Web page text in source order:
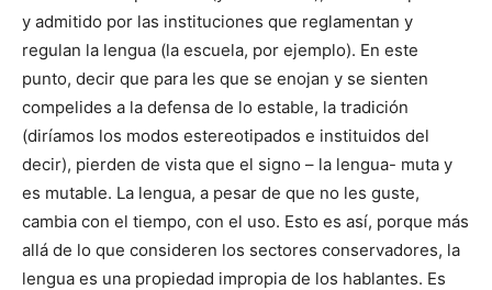
y admitido por las instituciones que reglamentan y
regulan la lengua (la escuela, por ejemplo). En este
punto, decir que para les que se enojan y se sienten
compelides a la defensa de lo estable, la tradición
(diríamos los modos estereotipados e instituidos del
decir), pierden de vista que el signo – la lengua- muta y
es mutable. La lengua, a pesar de que no les guste,
cambia con el tiempo, con el uso. Esto es así, porque más
allá de lo que consideren los sectores conservadores, la
lengua es una propiedad impropia de los hablantes. Es